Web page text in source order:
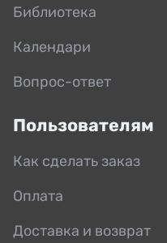
Библиотека
Календари
Вопрос-ответ
Пользователям
Как сделать заказ
Оплата
Доставка и возврат